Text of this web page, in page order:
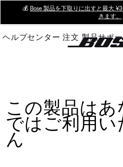
Main
💰 Bose 製品を下取りに出すと最大
きます。
ヘルプセンター 注文 製品サポ
この製品は
ではご利用
ん